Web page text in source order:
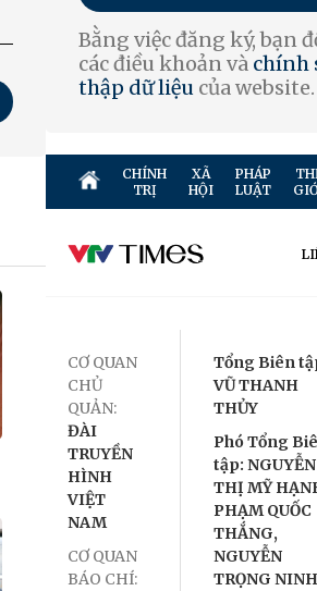
Bằng việc đăng ký, bạn
các điều khoản và chính
thập dữ liệu của website.
CHÍNH
TRỊ
XÃ
HỘI
PHÁP
LUẬT
CƠ QUAN
CHỦ
QUẢN:
ĐÀI
TRUYỀN
HÌNH
VIỆT
NAM
CƠ QUAN
BÁO CHÍ:
Tổng Biên
VŨ THANH
THỦY
Phó Tổng
tập: NGUYỄN
THỊ MỸ
PHẠM QUỐC
THẮNG,
NGUYỄN
TRỌNG NINH